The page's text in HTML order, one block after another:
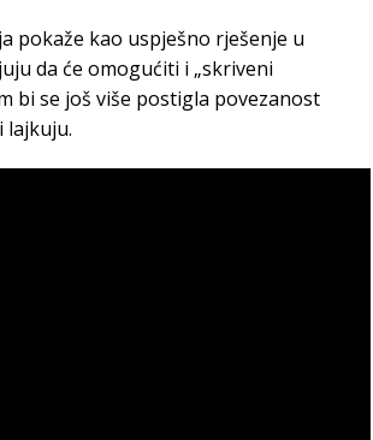
pokaže kao uspješno rješenje u
da će omogućiti i „skriveni
bi se još više postigla povezanost
lajkuju.